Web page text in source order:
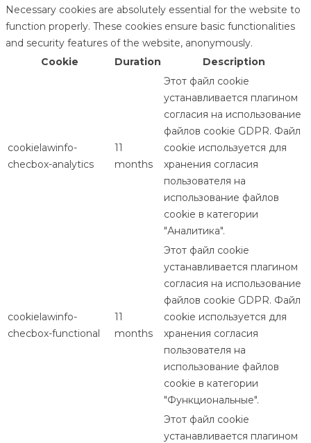
Necessary cookies are absolutely essential for the website to
function properly. These cookies ensure basic functionalities
and security features of the website, anonymously.
Cookie
Duration Description
cookielawinfo-
checbox-analytics
11
months
Этот файл cookie
устанавливается плагином
согласия на использование
файлов cookie GDPR. Файл
cookie используется для
хранения согласия
пользователя на
использование файлов
cookie в категории
"Аналитика".
cookielawinfo-
checbox-functional
11
months
Этот файл cookie
устанавливается плагином
согласия на использование
файлов cookie GDPR. Файл
cookie используется для
хранения согласия
пользователя на
использование файлов
cookie в категории
"Функциональные".
Этот файл cookie
устанавливается плагином